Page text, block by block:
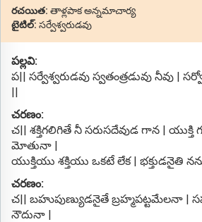
రచయిత: తాళ్లపాక అన్నమాచార్య
టైటిల్: సర్వేశ్వరుడవు
పల్లవి:
ప|| సర్వేశ్వరుడవు స్వతంత్రడువు నీవు |
||
చరణం:
చ|| శక్తిగలిగితే నీ సరుసదేవుడ గాన | యుక్తి
మోతునా |
యుక్తియు శక్తియు ఒకటే లేక | భక్తుడనైతి
చరణం:
చ|| బహుపుణ్యుడనైతే బ్రహ్మపట్టమేలనా |
నౌదునా |